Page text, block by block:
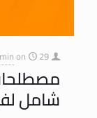
on 29 سبتمبر، 2025
شامل